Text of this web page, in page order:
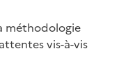
méthodologie
vis-à-vis